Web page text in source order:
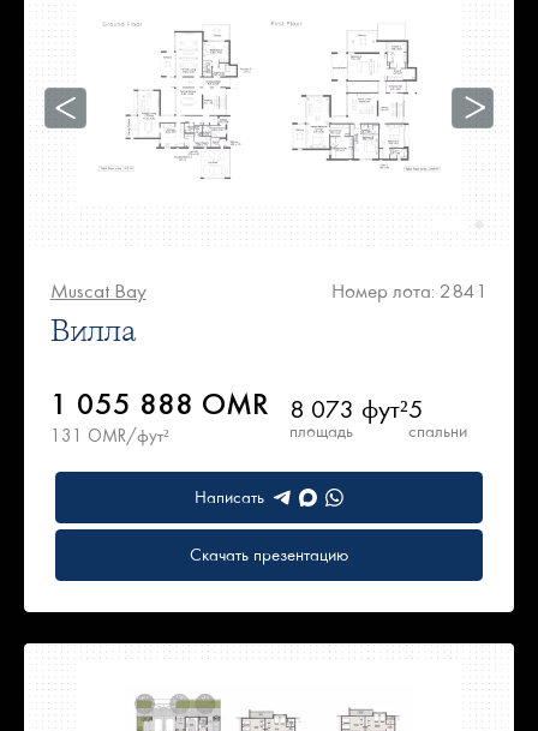
Muscat Bay Номер лота: 2841
Вилла
1 055 888 OMR
131 OMR/фут²
8 073 фут²
площадь
5
спальни
Написать
Скачать презентацию